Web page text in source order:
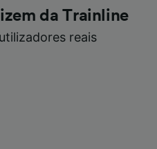
da Trainline
reais